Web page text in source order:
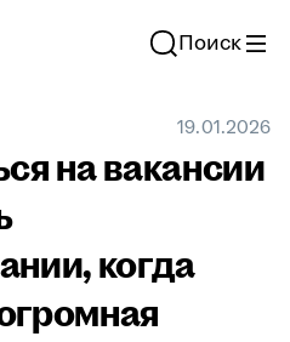
Поиск
19.01.2026
на вакансии
когда